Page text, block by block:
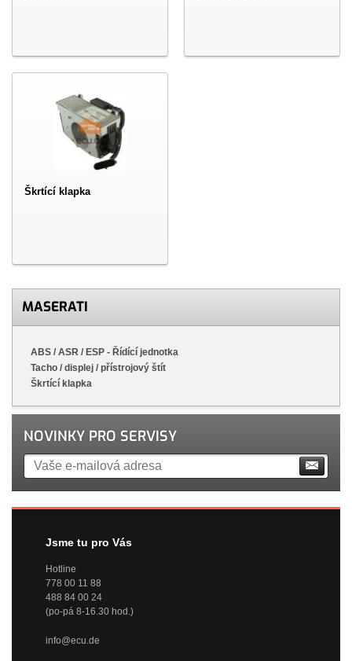
Škrtící klapka
MASERATI
ABS / ASR / ESP - Řídící jednotka
Tacho / displej / přístrojový štít
Škrtící klapka
NOVINKY PRO SERVISY
Jsme tu pro Vás
Hotline
778 00 11 88
488 84 00 24
(po-pá 8-16.30 hod.)
info@ecu.de